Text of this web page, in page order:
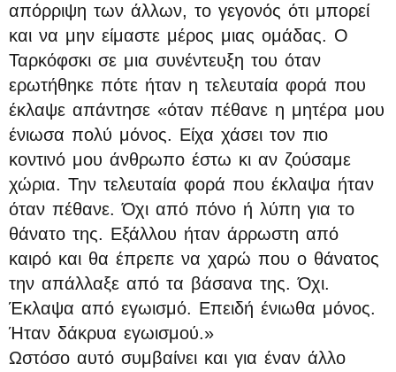
απόρριψη των άλλων, το γεγονός ότι μπορεί
και να μην είμαστε μέρος μιας ομάδας. Ο
Ταρκόφσκι σε μια συνέντευξη του όταν
ερωτήθηκε πότε ήταν η τελευταία φορά που
έκλαψε απάντησε «όταν πέθανε η μητέρα μου
ένιωσα πολύ μόνος. Είχα χάσει τον πιο
κοντινό μου άνθρωπο έστω κι αν ζούσαμε
χώρια. Την τελευταία φορά που έκλαψα ήταν
όταν πέθανε. Όχι από πόνο ή λύπη για το
θάνατο της. Εξάλλου ήταν άρρωστη από
καιρό και θα έπρεπε να χαρώ που ο θάνατος
την απάλλαξε από τα βάσανα της. Όχι.
Έκλαψα από εγωισμό. Επειδή ένιωθα μόνος.
Ήταν δάκρυα εγωισμού.»
Ωστόσο αυτό συμβαίνει και για έναν άλλο